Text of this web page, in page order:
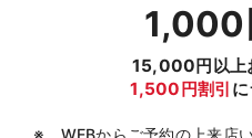
1,000
15,000円以上
1,500円割引
WEBからご予約の上来店